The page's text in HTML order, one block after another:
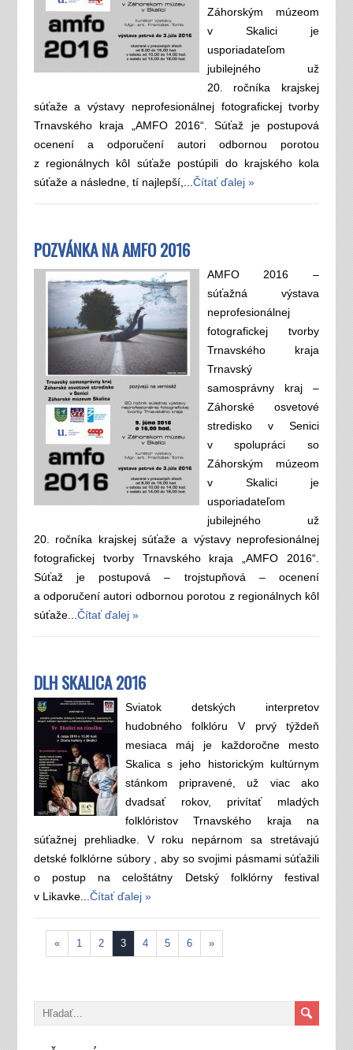
Záhorským múzeom
v Skalici je
usporiadateľom
jubilejného už
20. ročníka krajskej
súťaže a výstavy neprofesionálnej fotografickej tvorby
Trnavského kraja „AMFO 2016“. Súťaž je postupová
ocenení a odporučení autori odbornou porotou
z regionálnych kôl súťaže postúpili do krajského kola
súťaže a následne, tí najlepší,... Čítať ďalej »
POZVÁNKA NA AMFO 2016
AMFO 2016 –
súťažná výstava
neprofesionálnej
fotografickej tvorby
Trnavského kraja
Trnavský
samosprávny kraj –
Záhorské osvetové
stredisko v Senici
v spolupráci so
Záhorským múzeom
v Skalici je
usporiadateľom
jubilejného už
20. ročníka krajskej súťaže a výstavy neprofesionálnej
fotografickej tvorby Trnavského kraja „AMFO 2016“.
Súťaž je postupová – trojstupňová – ocenení
a odporučení autori odbornou porotou z regionálnych kôl
súťaže... Čítať ďalej »
DLH SKALICA 2016
Sviatok detských interpretov
hudobného folklóru V prvý týždeň
mesiaca máj je každoročne mesto
Skalica s jeho historickým kultúrnym
stánkom pripravené, už viac ako
dvadsať rokov, privítať mladých
folklóristov Trnavského kraja na
súťažnej prehliadke. V roku nepárnom sa stretávajú
detské folklórne súbory , aby so svojimi pásmami súťažili
o postup na celoštátny Detský folklórny festival
v Likavke... Čítať ďalej »
« 1 2 3 4 5 6 »